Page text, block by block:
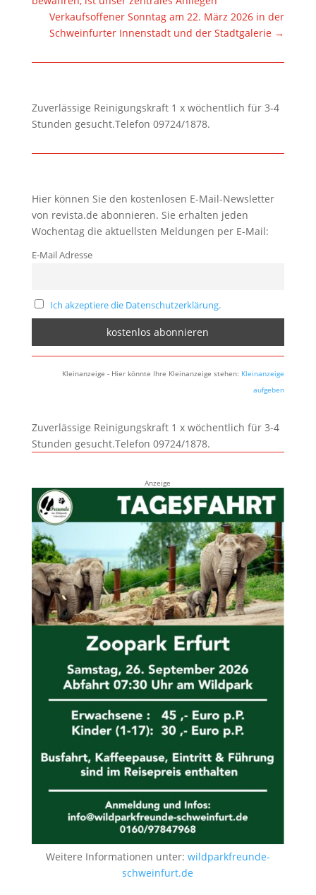
Verkaufsoffener Sonntag am 22. März 2026 in der
Schweinfurter Innenstadt und der Stadtgalerie →
Zuverlässige Reinigungskraft 1 x wöchentlich für 3-4
Stunden gesucht.Telefon 09724/1878.
Hier können Sie den kostenlosen E-Mail-Newsletter
von revista.de abonnieren. Sie erhalten jeden
Wochentag die aktuellsten Meldungen per E-Mail:
E-Mail Adresse
Ich akzeptiere die Datenschutzerklärung.
Kleinanzeige - Hier könnte Ihre Kleinanzeige stehen: Kleinanzeige
aufgeben
Zuverlässige Reinigungskraft 1 x wöchentlich für 3-4
Stunden gesucht.Telefon 09724/1878.
Anzeige
Weitere Informationen unter: wildparkfreunde-
schweinfurt.de